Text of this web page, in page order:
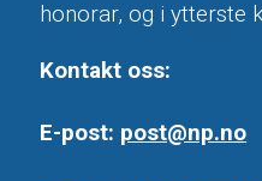
honorar, og i ytterste
Kontakt oss:
E-post: post@np.no